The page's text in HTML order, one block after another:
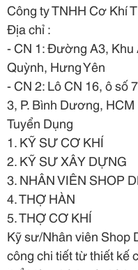
Công ty TNHH Cơ Khí
Địa chỉ :
- CN 1: Đường A3, Khu
Quỳnh, Hưng Yên
- CN 2: Lô CN 16, ô số
3, P. Bình Dương, HCM
Tuyển Dụng
1. KỸ SƯ CƠ KHÍ
2. KỸ SƯ XÂY DỰNG
3. NHÂN VIÊN SHOP
4. THỢ HÀN
5. THỢ CƠ KHÍ
Kỹ sư/Nhân viên Shop
công chi tiết từ thiết kế